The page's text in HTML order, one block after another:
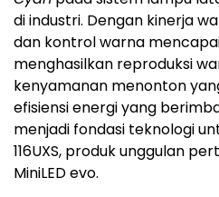
di industri. Dengan kinerja
dan kontrol warna mencapai
menghasilkan reproduksi
kenyamanan menonton
efisiensi energi yang
menjadi fondasi teknologi
116UXS, produk unggulan
MiniLED evo.